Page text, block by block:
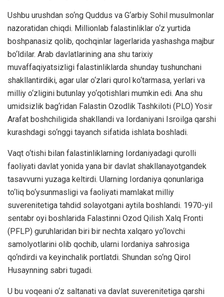
Ushbu urushdan so‘ng Quddus va G‘arbiy Sohil musulmonlar
nazoratidan chiqdi. Millionlab falastinliklar o‘z yurtida
boshpanasiz qolib, qochqinlar lagerlarida yashashga majbur
bo‘ldilar. Arab davlatlarining ana shu tarixiy
muvaffaqiyatsizligi falastinliklarda shunday tushunchani
shakllantirdiki, agar ular o‘zlari qurol ko‘tarmasa, yerlari va
milliy o‘zligini butunlay yo‘qotishlari mumkin edi. Ana shu
umidsizlik bag‘ridan Falastin Ozodlik Tashkiloti (PLO) Yosir
Arafat boshchiligida shakllandi va Iordaniyani Isroilga qarshi
kurashdagi so‘nggi tayanch sifatida ishlata boshladi.
Vaqt o‘tishi bilan falastinliklarning Iordaniyadagi qurolli
faoliyati davlat yonida yana bir davlat shakllanayotgandek
tasavvurni yuzaga keltirdi. Ularning Iordaniya qonunlariga
to‘liq bo‘ysunmasligi va faoliyati mamlakat milliy
suverenitetiga tahdid solayotgani aytila boshlandi. 1970-yil
sentabr oyi boshlarida Falastinni Ozod Qilish Xalq Fronti
(PFLP) guruhlaridan biri bir nechta xalqaro yo‘lovchi
samolyotlarini olib qochib, ularni Iordaniya sahrosiga
qo‘ndirdi va keyinchalik portlatdi. Shundan so‘ng Qirol
Husaynning sabri tugadi.
U bu voqeani o‘z saltanati va davlat suverenitetiga qarshi